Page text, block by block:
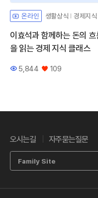
온라인 생활상식 경제지식
이효석과 함께하는 돈의 흐
을 읽는 경제 지식 클래스
조회수
5,844
좋아요
109
오시는길 자주묻는질문
Family Site